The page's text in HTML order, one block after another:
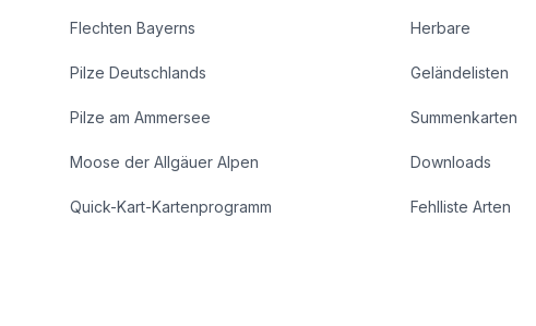
Flechten Bayerns
Pilze Deutschlands
Pilze am Ammersee
Moose der Allgäuer Alpen
Quick-Kart-Kartenprogramm
Herbare
Geländelisten
Summenkarten
Downloads
Fehlliste Arten